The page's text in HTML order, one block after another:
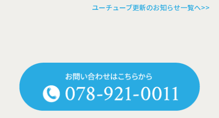
ユーチューブ更新のお知らせ一覧へ>>